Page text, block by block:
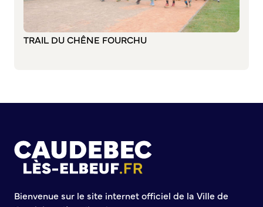
TRAIL DU CHÊNE FOURCHU
Bienvenue sur le site internet officiel de la Ville de
Commission de participation citoyenne
Conseil municipal des Jeunes (CMJ)
Conseil Municipal des Ados (CMA)
La Halle Couverte